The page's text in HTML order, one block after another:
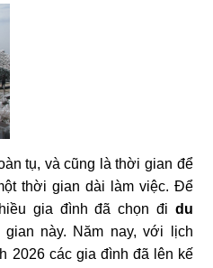
tụ, và cũng là thời gian để
thời gian dài làm việc. Để
gia đình đã chọn đi du
này. Năm nay, với lịch
2026các gia đình đã lên kế